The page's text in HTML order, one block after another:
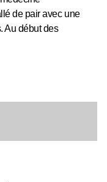
de pair avec une
Au début des